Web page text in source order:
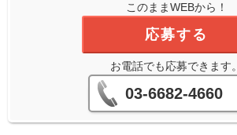
このままWEBから！
応募する
お電話でも応募できます。
03-6682-4660